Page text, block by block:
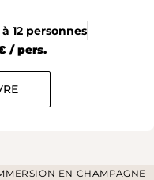
à 12 personnes
/ pers.
EN CHAMPAGNE